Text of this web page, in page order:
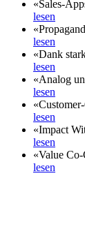
«Sales-
lesen
lesen
«Dank
lesen
«Analog
lesen
lesen
«Impact
lesen
«Value
lesen